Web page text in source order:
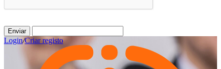
Enviar
Login/Criar registo